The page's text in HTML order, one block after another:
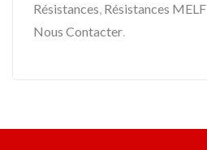
Résistances, Résistances MELF
Nous Contacter.